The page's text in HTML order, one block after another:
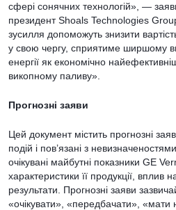
сфері сонячних технологій», —
президент Shoals Technologies
зусилля допоможуть знизити
у свою чергу, сприятиме ширшому
енергії як економічно
викопному паливу».
Прогнозні заяви
Цей документ містить прогнозні
подій і пов’язані з
очікувані майбутні показники GE
характеристики її продукції, вплив
результати. Прогнозні заяви
«очікувати», «передбачати», «мати